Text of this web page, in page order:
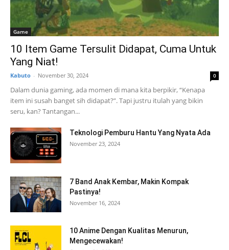
Game
10 Item Game Tersulit Didapat, Cuma Untuk
Yang Niat!
Kabuto - November 30, 2024 0
Dalam dunia gaming, ada momen di mana kita berpikir, “Kenapa
item ini susah banget sih didapat?”. Tapi justru itulah yang bikin
seru, kan? Tantangan...
Teknologi Pemburu Hantu Yang Nyata Ada
November 23, 2024
7 Band Anak Kembar, Makin Kompak
Pastinya!
November 16, 2024
10 Anime Dengan Kualitas Menurun,
Mengecewakan!